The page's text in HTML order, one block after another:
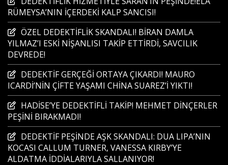
RÜMEYSA’NIN İÇERDEKİ KALP SANCISI!
ÖZEL DEDEKTİFLİK SKANDALI! BİRAN DAMLA
YILMAZ’I ESKİ NİŞANLISI TAKİP ETTİRDİ, SAVCILIK
DEVREDE!
DEDEKTİF GERÇEĞİ ORTAYA ÇIKARDI! MAURO
ICARDİ’NİN ÇİFTE YAŞAMI CHİNA SUAREZ’İ YIKTI!
HADİSE’YE DEDEKTİFLİ TAKİP! MEHMET DİNÇERLER
PEŞİNİ BIRAKMADI!
DEDEKTİF PEŞİNDE AŞK SKANDALI: DUA LIPA’NIN
KOCASI CALLUM TURNER, VANESSA KIRBY’YE
ALDATMA İDDİALARIYLA SALLANIYOR!